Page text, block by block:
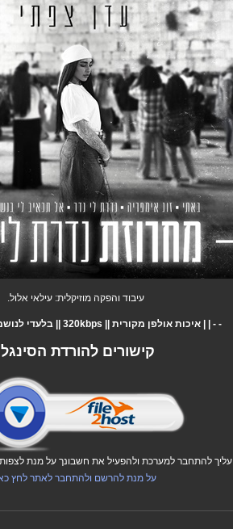
עיבוד והפקה מוזיקלית: עילאי אלול.
- - | | איכות אולפן מקורית || 320kbps || בלעדי לנושמים מזרחית | | - -
קישורים להורדת
עליך להתחבר למערכת ולהפעיל את חשבונך על מנת לצפות
על מנת להרשם ולהתחבר לאתר לחץ